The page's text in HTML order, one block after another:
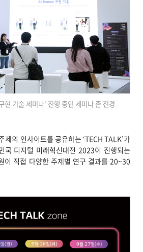
기술 세미나' 진행 중인 세미나 존 전경
제의 인사이트를 공유하는 ‘TECH TALK’가
국 디지털 미래혁신대전 2023이 진행되는
이 직접 다양한 주제별 연구 결과를 20~30